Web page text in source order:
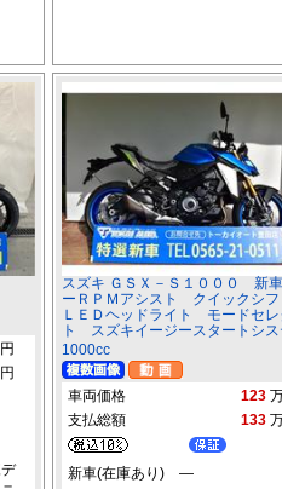
スズキ ＧＳＸ－Ｓ１０００ 新
ーＲＰＭアシスト クイックシ
ＬＥＤヘッドライト モードセレ
ト スズキイージースタートシス
1000cc
車両価格 123
支払総額
133
新車(在庫あり) ―